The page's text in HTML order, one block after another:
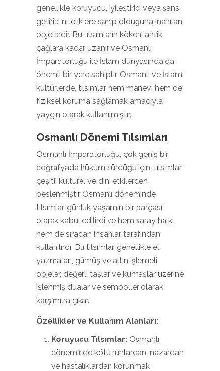
genellikle koruyucu, iyileştirici veya şans
getirici niteliklere sahip olduğuna inanılan
objelerdir. Bu tılsımların kökeni antik
çağlara kadar uzanır ve Osmanlı
İmparatorluğu ile İslam dünyasında da
önemli bir yere sahiptir. Osmanlı ve İslami
kültürlerde, tılsımlar hem manevi hem de
fiziksel koruma sağlamak amacıyla
yaygın olarak kullanılmıştır.
Osmanlı Dönemi Tılsımları
Osmanlı İmparatorluğu, çok geniş bir
coğrafyada hüküm sürdüğü için, tılsımlar
çeşitli kültürel ve dini etkilerden
beslenmiştir. Osmanlı döneminde
tılsımlar, günlük yaşamın bir parçası
olarak kabul edilirdi ve hem saray halkı
hem de sıradan insanlar tarafından
kullanılırdı. Bu tılsımlar, genellikle el
yazmaları, gümüş ve altın işlemeli
objeler, değerli taşlar ve kumaşlar üzerine
işlenmiş dualar ve semboller olarak
karşımıza çıkar.
Özellikler ve Kullanım Alanları:
Koruyucu Tılsımlar: Osmanlı
döneminde kötü ruhlardan, nazardan
ve hastalıklardan korunmak